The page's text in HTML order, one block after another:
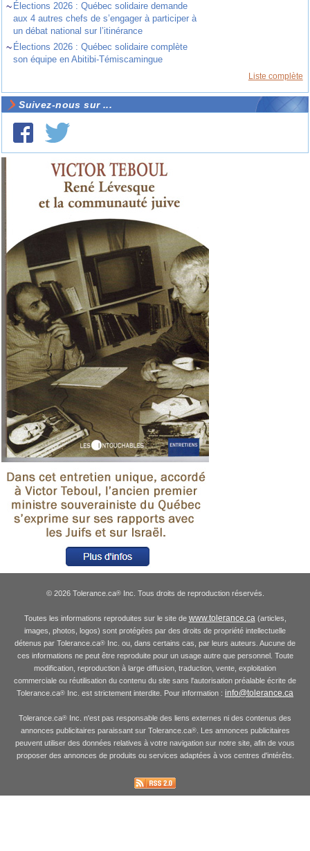
~ Élections 2026 : Québec solidaire demande
aux 4 autres chefs de s’engager à participer à
un débat national sur l’itinérance
~ Élections 2026 : Québec solidaire complète
son équipe en Abitibi-Témiscamingue
Liste complète
Suivez-nous sur ...
© 2026 Tolerance.ca®Inc. Tous droits de reproduction réservés.
Toutes les informations reproduites sur le site de www.tolerance.ca(articles,
images, photos, logos) sont protégées par des droits de propriété intellectuelle
détenus par Tolerance.ca® Inc. ou, dans certains cas, par leurs auteurs. Aucune de
ces informations ne peut être reproduite pour un usage autre que personnel. Toute
modification, reproduction à large diffusion, traduction, vente, exploitation
commerciale ou réutilisation du contenu du site sans l'autorisation préalable écrite de
Tolerance.ca® Inc. est strictement interdite. Pour information : info@tolerance.ca
Tolerance.ca® Inc. n'est pas responsable des liens externes ni des contenus des
annonces publicitaires paraissant sur Tolerance.ca®. Les annonces publicitaires
peuvent utiliser des données relatives à votre navigation sur notre site, afin de vous
proposer des annonces de produits ou services adaptées à vos centres d'intérêts.